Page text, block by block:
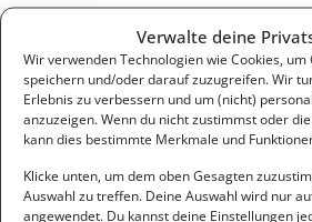
Verwalte deine
Wir verwenden Technologien wie Cookies,
speichern und/oder darauf zuzugreifen. Wir
Erlebnis zu verbessern und um (nicht)
anzuzeigen. Wenn du nicht zustimmst oder
kann dies bestimmte Merkmale und
Klicke unten, um dem oben Gesagten
Auswahl zu treffen. Deine Auswahl wird nur
angewendet. Du kannst deine Einstellungen
Silberreserven –
vorhanden? sagt:
Juli 11, 2021 um 11:10 a.m. Uhr
[…] dass auch wir zu den
Silber kaufen können. Wenn
Silber vor Entwertung oder
möchtest, ist dieser Youtube-